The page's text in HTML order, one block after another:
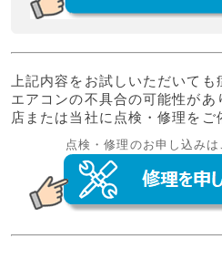
上記内容をお試しいただいても
エアコンの不具合の可能性が
店または当社に点検・修理をご
点検・修理のお申し込みは